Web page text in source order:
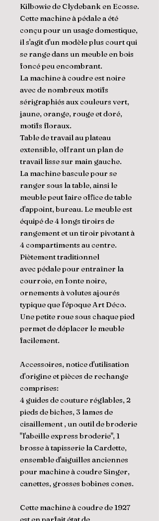
Kilbowie de Clydebank en Ecosse.
Cette machine à pédale a été
conçu pour un usage domestique,
il s'agit d'un modèle plus court qui
se range dans un meuble en bois
foncé peu encombrant.
La machine à coudre est noire
avec de nombreux motifs
sérigraphiés aux couleurs vert,
jaune, orange, rouge et doré,
motifs floraux.
Table de travail au plateau
extensible, offrant un plan de
travail lisse sur main gauche.
La machine bascule pour se
ranger sous la table, ainsi le
meuble peut faire office de table
d'appoint, bureau. Le meuble est
équipé de 4 longs tiroirs de
rangement et un tiroir pivotant à
4 compartiments au centre.
Piètement traditionnel
avec pédale pour entraîner la
courroie, en fonte noire,
ornements à volutes ajourés
typique que l'époque Art Déco.
Une petite roue sous chaque pied
permet de déplacer le meuble
facilement.
Accessoires, notice d'utilisation
d'origine et pièces de rechange
comprises:
4 guides de couture réglables, 2
pieds de biches, 3 lames de
cisaillement , un outil de broderie
"l'abeille express broderie", 1
brosse à tapisserie la Cardette,
ensemble d'aiguilles anciennes
pour machine à coudre Singer,
canettes, grosses bobines cones.
Cette machine à coudre de 1927